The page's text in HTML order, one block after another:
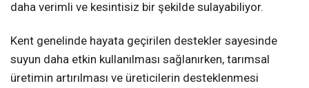
daha verimli ve kesintisiz bir şekilde sulayabiliyor.
Kent genelinde hayata geçirilen destekler sayesinde
suyun daha etkin kullanılması sağlanırken, tarımsal
üretimin artırılması ve üreticilerin desteklenmesi